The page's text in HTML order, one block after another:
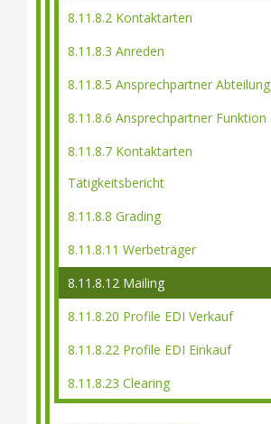
8.11.8.2 Kontaktarten
8.11.8.3 Anreden
8.11.8.5 Ansprechpartner Abteilung
8.11.8.6 Ansprechpartner Funktion
8.11.8.7 Kontaktarten
Tätigkeitsbericht
8.11.8.8 Grading
8.11.8.11 Werbeträger
8.11.8.12 Mailing
8.11.8.20 Profile EDI Verkauf
8.11.8.22 Profile EDI Einkauf
8.11.8.23 Clearing